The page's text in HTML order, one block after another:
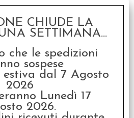
LCG:
- Pack
Scenario
€21,99
CHIUDE LA
SETTIMANA...
che le spedizioni
sospese
dal 7 Agosto
2026
Lunedì 17
2026.